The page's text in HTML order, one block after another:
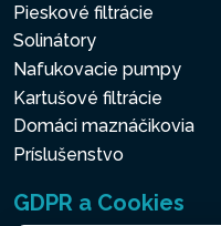
Pieskové filtrácie
Solinátory
Nafukovacie pumpy
Kartušové filtrácie
Domáci maznáčikovia
Príslušenstvo
GDPR a Cookies